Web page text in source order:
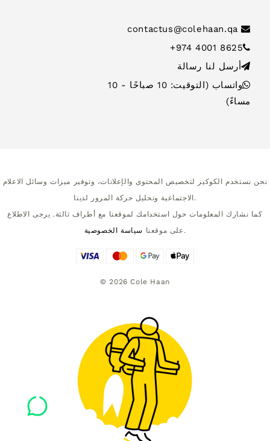
contactus@colehaan.qa
+974 4001 8625
أرسل لنا رسالة
واتساب (التوقيت: 10 صباحًا - 10
مساءً)
نحن نستخدم الكوكيز لتخصيص المحتوى والإعلانات، وتوفير ميزات وسائل الاعلام
الاجتماعية وتحليل حركة المرور لدينا.
كما نشارك المعلومات حول استخدامك لموقعنا مع أطراف ثالثة. يرجى الاطلاع
على موقعنا سياسة الخصوصية .
© 2026 Cole Haan